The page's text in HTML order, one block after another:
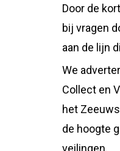
Door de
bij vragen
aan de lijn
We
Collect en
het
de hoogte
veilingen.